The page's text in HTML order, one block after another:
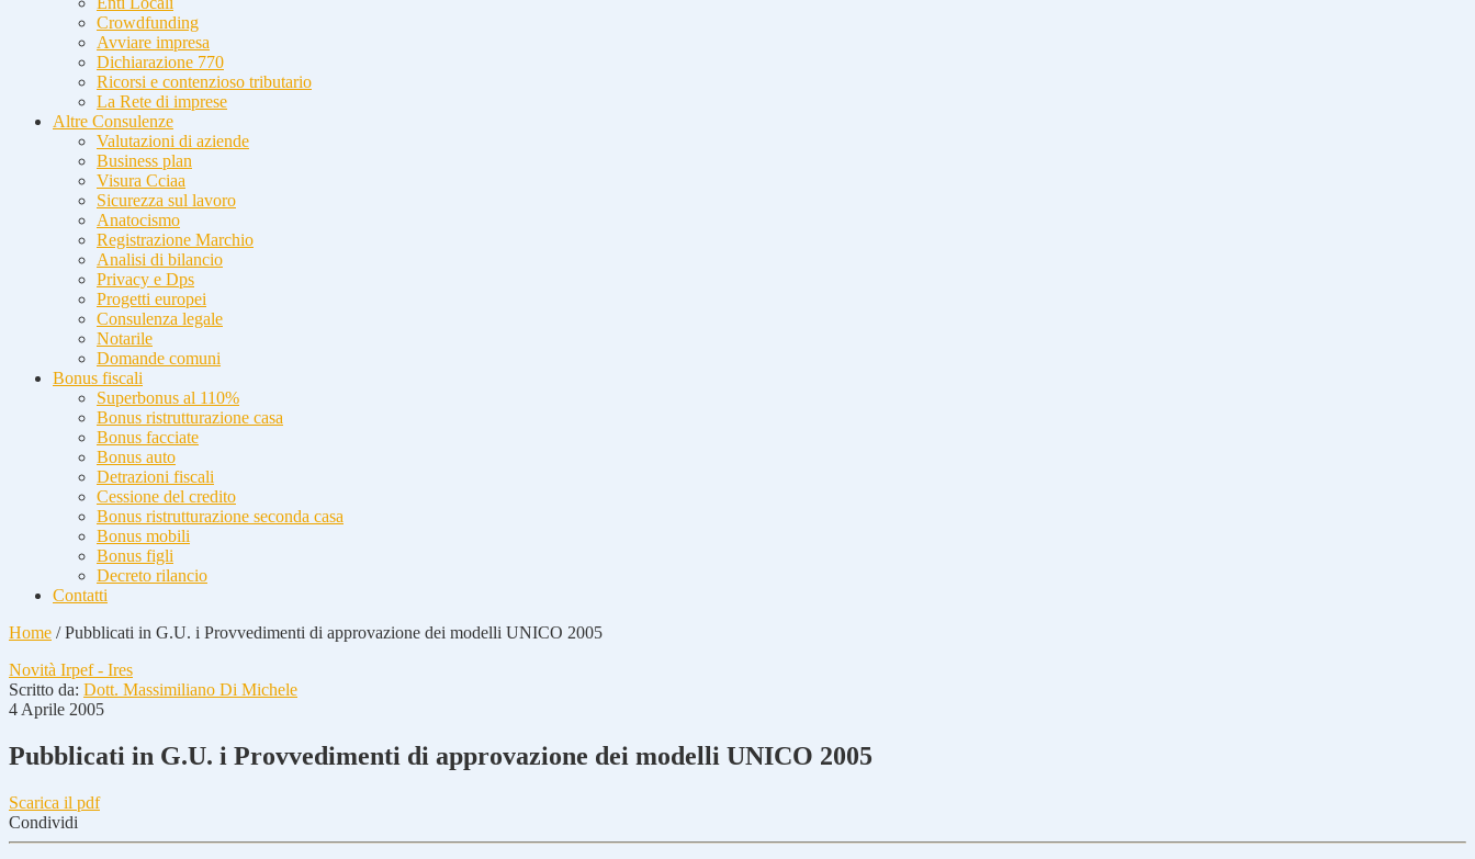
Crowdfunding
Avviare impresa
Dichiarazione 770
Ricorsi e contenzioso tributario
La Rete di imprese
Altre Consulenze
Valutazioni di aziende
Business plan
Visura Cciaa
Sicurezza sul lavoro
Anatocismo
Registrazione Marchio
Analisi di bilancio
Privacy e Dps
Progetti europei
Consulenza legale
Notarile
Domande comuni
Bonus fiscali
Superbonus al 110%
Bonus ristrutturazione casa
Bonus facciate
Bonus auto
Detrazioni fiscali
Cessione del credito
Bonus ristrutturazione seconda casa
Bonus mobili
Bonus figli
Decreto rilancio
Contatti
Home /Pubblicati in G.U. i Provvedimenti di approvazione dei modelli UNICO 2005
Novità Irpef - Ires
Scritto da: Dott. Massimiliano Di Michele
4 Aprile 2005
Pubblicati in G.U. i Provvedimenti di approvazione dei modelli UNICO 2005
Scarica il pdf
Condividi